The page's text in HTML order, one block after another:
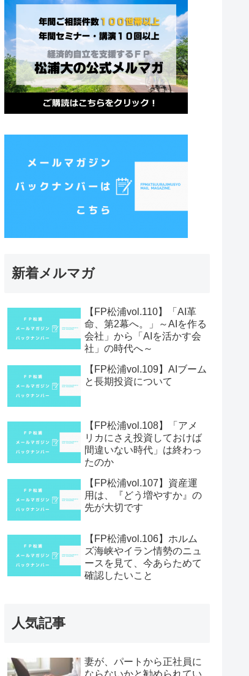
新着メルマガ
【FP松浦vol.110】「AI革
命、第2幕へ。」～AIを作る
会社」から「AIを活かす会
社」の時代へ～
【FP松浦vol.109】AIブーム
と長期投資について
【FP松浦vol.108】「アメ
リカにさえ投資しておけば
間違いない時代」は終わっ
たのか
【FP松浦vol.107】資産運
用は、『どう増やすか』の
先が大切です
【FP松浦vol.106】ホルム
ズ海峡やイラン情勢のニュ
ースを見て、今あらためて
確認したいこと
人気記事
妻が、パートから正社員に
ならないかと勧められてい